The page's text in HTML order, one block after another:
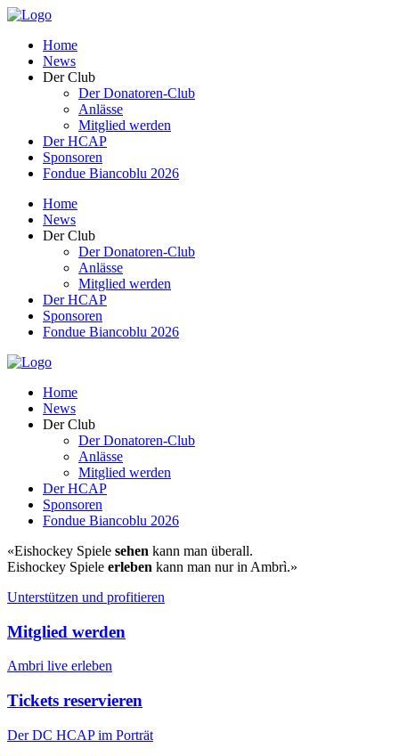
Home
News
Der Club
Der Donatoren-Club
Anlässe
Mitglied werden
Der HCAP
Sponsoren
Fondue Biancoblu 2026
Home
News
Der Club
Der Donatoren-Club
Anlässe
Mitglied werden
Der HCAP
Sponsoren
Fondue Biancoblu 2026
Home
News
Der Club
Der Donatoren-Club
Anlässe
Mitglied werden
Der HCAP
Sponsoren
Fondue Biancoblu 2026
«Eishockey Spiele sehen kann man überall.
Eishockey Spiele erleben kann man nur in Ambrì.»
Unterstützen und profitieren
Mitglied werden
Ambri live erleben
Tickets reservieren
Der DC HCAP im Porträt